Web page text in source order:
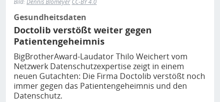
Bild:Dennis Blomeyer CC-BY 4.0
Gesundheitsdaten
Doctolib verstößt weiter gegen
Patientengeheimnis
BigBrotherAward-Laudator Thilo Weichert vom
Netzwerk Datenschutzexpertise zeigt in einem
neuen Gutachten: Die Firma Doctolib verstößt noch
immer gegen das Patientengeheimnis und den
Datenschutz.